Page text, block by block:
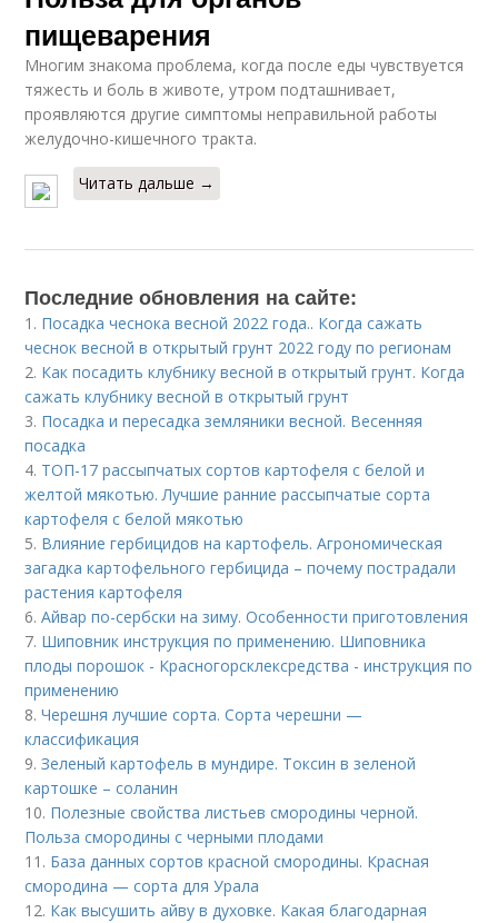
пищеварения
Многим знакома проблема, когда после еды чувствуется
тяжесть и боль в животе, утром подташнивает,
проявляются другие симптомы неправильной работы
желудочно-кишечного тракта.
Читать дальше →
Последние обновления на сайте:
1. Посадка чеснока весной 2022 года.. Когда сажать
чеснок весной в открытый грунт 2022 году по регионам
2. Как посадить клубнику весной в открытый грунт. Когда
сажать клубнику весной в открытый грунт
3. Посадка и пересадка земляники весной. Весенняя
посадка
4. ТОП-17 рассыпчатых сортов картофеля с белой и
желтой мякотью. Лучшие ранние рассыпчатые сорта
картофеля с белой мякотью
5. Влияние гербицидов на картофель. Агрономическая
загадка картофельного гербицида – почему пострадали
растения картофеля
6.Айвар по-сербски на зиму. Особенности приготовления
7. Шиповник инструкция по применению. Шиповника
плоды порошок - Красногорсклексредства - инструкция по
применению
8.Черешня лучшие сорта. Сорта черешни —
классификация
9.Зеленый картофель в мундире. Токсин в зеленой
картошке – соланин
10. Полезные свойства листьев смородины черной.
Польза смородины с черными плодами
11. База данных сортов красной смородины. Красная
смородина — сорта для Урала
12. Как высушить айву в духовке. Какая благодарная